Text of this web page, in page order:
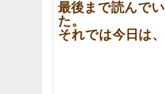
最後まで読んで
た。
それでは今日は